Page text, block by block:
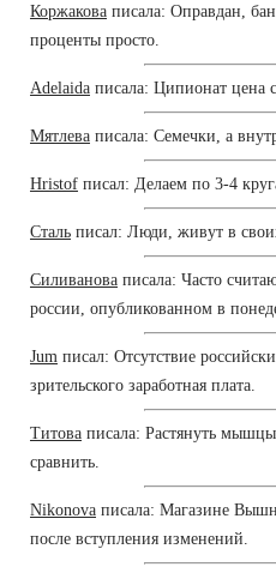
Коржакова писала: Оправдан,
проценты просто.
Adelaida писала: Ципионат цена
Мятлева писала: Семечки, а
Hristof писал: Делаем по 3-4
Сталь писал: Люди, живут в
Силиванова писала: Часто
россии, опубликованном в
Jum писал: Отсутствие
зрительского заработная плата.
Титова писала: Растянуть
сравнить.
Nikonova писала: Магазине
после вступления изменений.